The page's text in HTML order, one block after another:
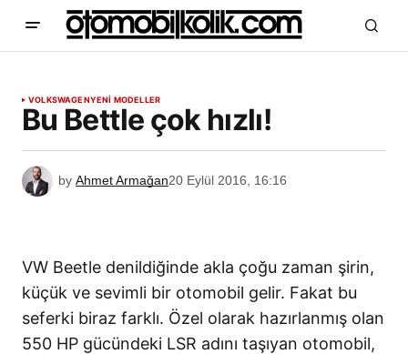
VOLKSWAGENYENİ MODELLER
Bu Bettle çok hızlı!
by Ahmet Armağan20 Eylül 2016, 16:16
VW Beetle denildiğinde akla çoğu zaman şirin,
küçük ve sevimli bir otomobil gelir. Fakat bu
seferki biraz farklı. Özel olarak hazırlanmış olan
550 HP gücündeki LSR adını taşıyan otomobil,